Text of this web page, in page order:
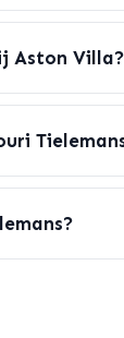
Aston Villa?